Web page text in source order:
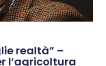
realtà” –
l’agricoltura